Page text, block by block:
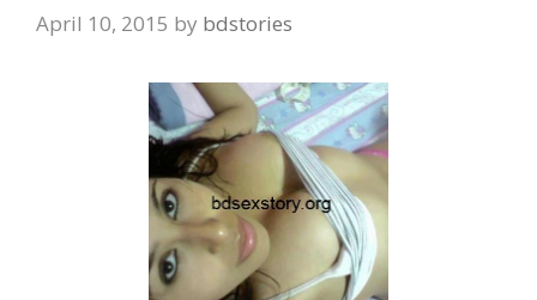
April 10, 2015 by bdstories